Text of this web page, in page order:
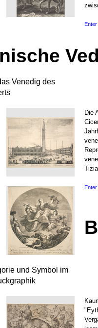
Enter
Venedig des
Die
Enter
und Symbol im